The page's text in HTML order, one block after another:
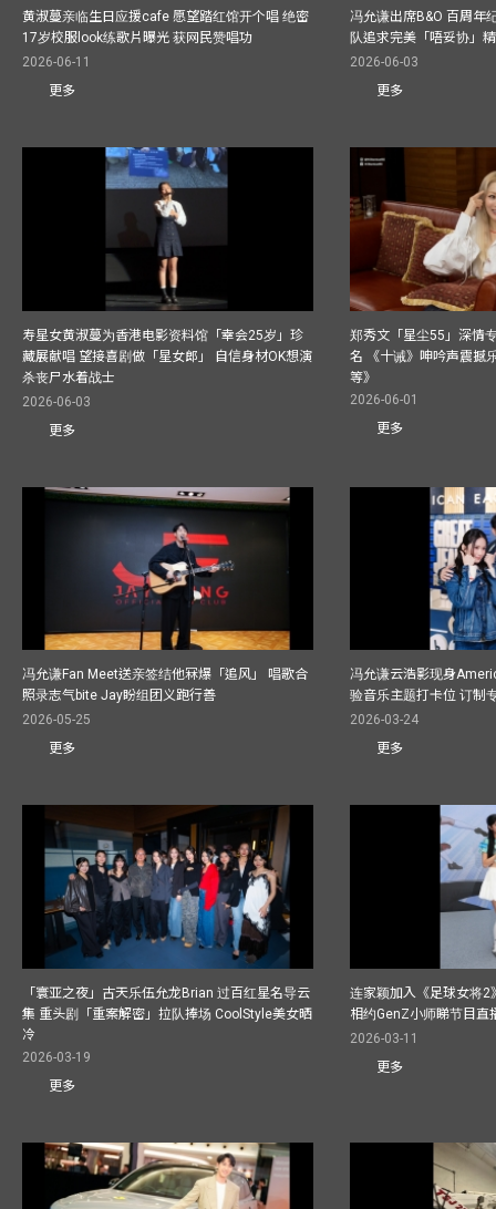
黄淑蔓亲临生日应援cafe 愿望踏红馆开个唱 绝密
17岁校服look练歌片曝光 获网民赞唱功
2026-06-11
更多
冯允谦出席B&O 百周年
队追求完美「唔妥协」
2026-06-03
更多
寿星女黄淑蔓为香港电影资料馆「幸会25岁」珍
藏展献唱 望接喜剧做「星女郎」 自信身材OK想演
杀丧尸水着战士
2026-06-03
更多
郑秀文「星尘55」深情
名 《十诫》呻吟声震撼
等》
2026-06-01
更多
冯允谦Fan Meet送亲签结他冧爆「追风」 唱歌合
照录志气bite Jay盼组团义跑行善
2026-05-25
更多
冯允谦云浩影现身
验音乐主题打卡位 订制
2026-03-24
更多
「寰亚之夜」古天乐伍允龙Brian 过百红星名导云
集 重头剧「重案解密」拉队捧场 CoolStyle美女晒
冷
2026-03-19
更多
连家颖加入《足球女将
相约GenZ小师睇节目直
2026-03-11
更多